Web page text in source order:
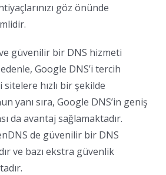
göz önünde
ve güvenilir bir DNS hizmeti
Google DNS’i tercih
hızlı bir şekilde
yanı sıra, Google DNS’in geniş
da avantaj sağlamaktadır.
de güvenilir bir DNS
ve bazı ekstra güvenlik